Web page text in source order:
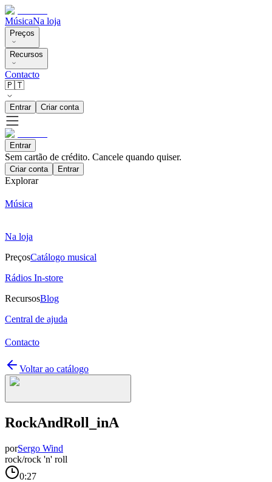
MúsicaNa loja
Preços
Recursos
Contacto
🇵🇹
Entrar Criar conta
Entrar
Sem cartão de crédito. Cancele quando quiser.
Criar conta Entrar
Explorar
Música
Na loja
PreçosCatálogo musical
Rádios In-store
RecursosBlog
Central de ajuda
Contacto
Voltar ao catálogo
RockAndRoll_inA
porSergo Wind
rock/rock 'n' roll
0:27